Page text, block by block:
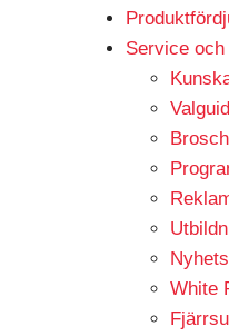
Service
White